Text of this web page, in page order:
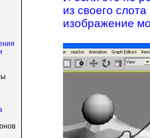
из своего
изображение